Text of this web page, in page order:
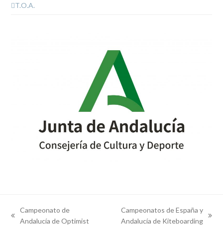
T.O.A.
previous
Campeonato de
Andalucía de Optimist
Campeonatos de España y
Andalucía de Kiteboarding